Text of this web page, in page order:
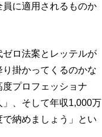
に適用されるものか
ロ法案とレッテルが
掛かってくるのかな
プロフェッショナ
、そして年収1,000万
納めましょう」とい